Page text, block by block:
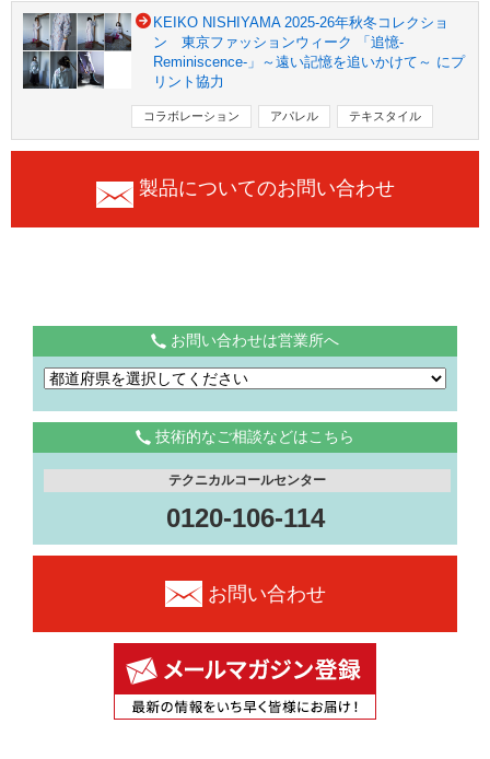
KEIKO NISHIYAMA 2025-26年秋冬コレクショ
ン 東京ファッションウィーク 「追憶-
Reminiscence-」～遠い記憶を追いかけて～ にプ
リント協力
コラボレーション アパレル テキスタイル
製品についてのお問い合わせ
お問い合わせは営業所へ
技術的なご相談などはこちら
テクニカルコールセンター
0120-106-114
お問い合わせ